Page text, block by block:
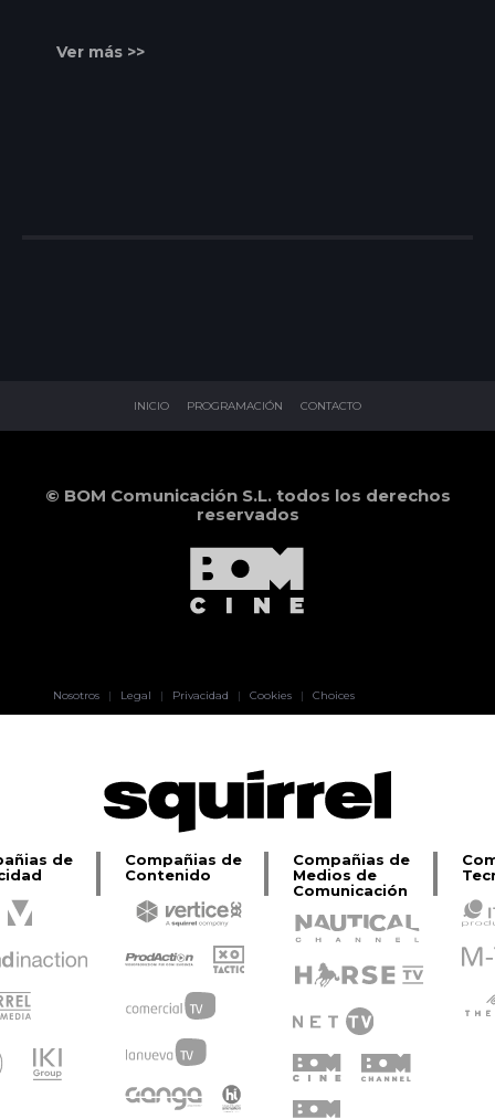
Ver más >>
INICIO PROGRAMACIÓN CONTACTO
© BOM Comunicación S.L. todos los derechos
reservados
Nosotros | Legal | Privacidad | Cookies | Choices
de
Compañias de
Contenido
Compañias de
Medios de
Comunicación